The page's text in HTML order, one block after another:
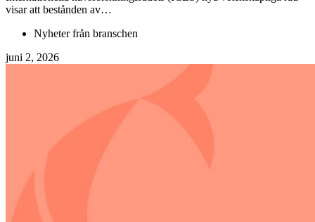
visar att bestånden av…
Nyheter från branschen
juni 2, 2026